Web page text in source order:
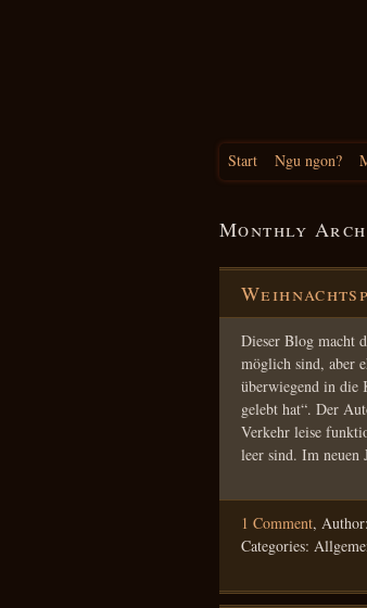
Start Ngu ngon?
Monthly
Dieser Blog macht
möglich sind, aber
überwiegend in die
gelebt hat“. Der
Verkehr leise
leer sind. Im neuen
1 Comment, Author:
Categories: